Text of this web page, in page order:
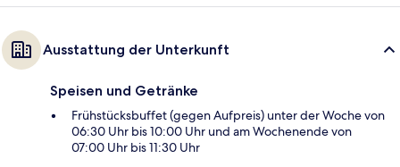
Ausstattung der Unterkunft
Speisen und Getränke
Frühstücksbuffet (gegen Aufpreis) unter der Woche von
06:30 Uhr bis 10:00 Uhr und am Wochenende von
07:00 Uhr bis 11:30 Uhr